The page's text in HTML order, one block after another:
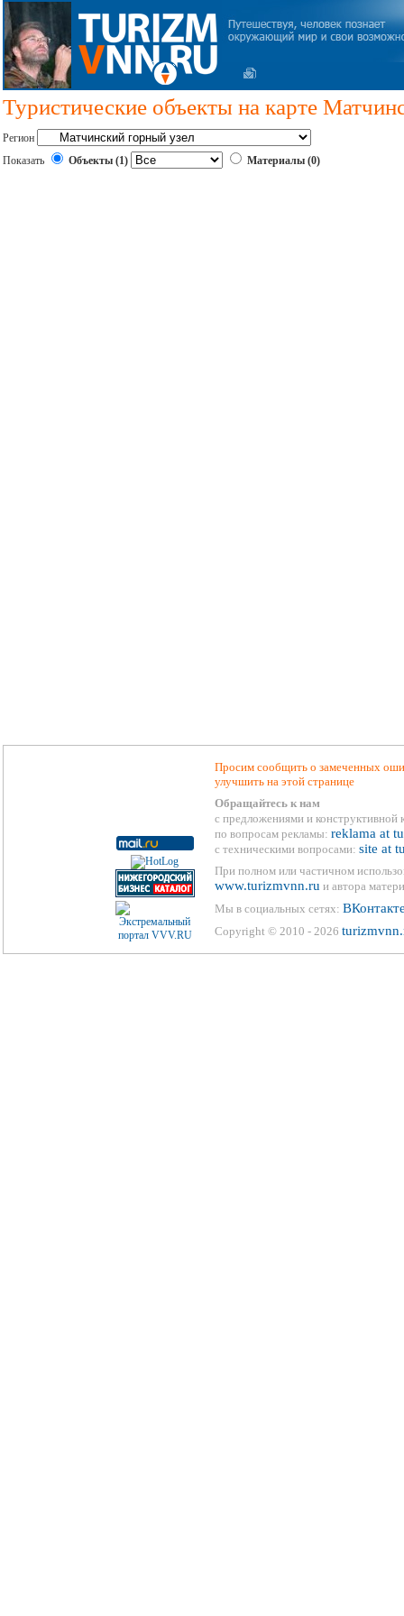
Туристические объекты на карте
Регион
Показать
Объекты (1) Материалы (0)
Просим сообщить о замеченных
улучшить на этой странице
Обращайтесь к нам
с предложениями и конструктивной
по вопросам рекламы: reklama at
с техническими вопросами: site at
При полном или частичном
www.turizmvnn.ru и автора
Мы в социальных сетях:
Copyright © 2010 - 2026